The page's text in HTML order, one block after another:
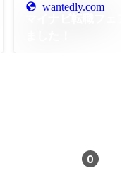
wantedly.com
0